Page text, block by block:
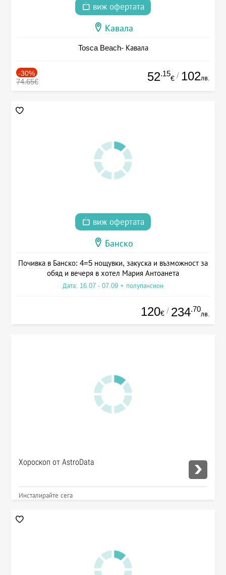
виж офертата
Кавала
Tosca Beach- Кавала
-30%
74.65€ 52.15
€ / 102лв.
виж офертата
Банско
Почивка в Банско: 4=5 нощувки, закуска и възможност за
обяд и вечеря в хотел Мария Антоанета
Дата: 16.07 - 07.09 + полупансион
120€ / 234.70
лв.
Хороскоп от AstroData
Инсталирайте сега